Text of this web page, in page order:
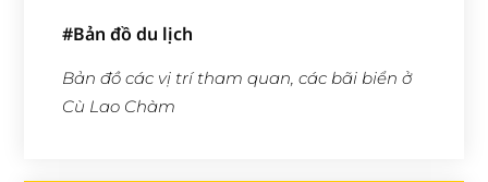
#Bản đồ du lịch
Bản đồ các vị trí tham quan, các bãi biển ở
Cù Lao Chàm